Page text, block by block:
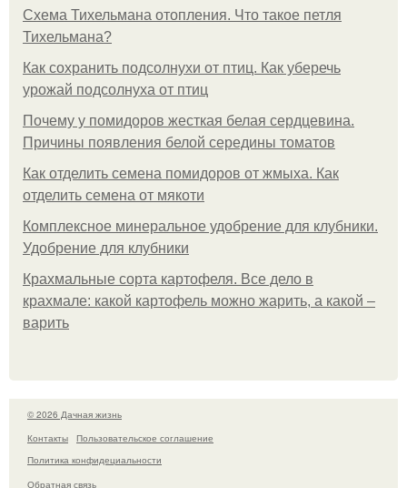
Схема Тихельмана отопления. Что такое петля
Тихельмана?
Как сохранить подсолнухи от птиц. Как уберечь
урожай подсолнуха от птиц
Почему у помидоров жесткая белая сердцевина.
Причины появления белой середины томатов
Как отделить семена помидоров от жмыха. Как
отделить семена от мякоти
Комплексное минеральное удобрение для клубники.
Удобрение для клубники
Крахмальные сорта картофеля. Все дело в
крахмале: какой картофель можно жарить, а какой –
варить
© 2026 Дачная жизнь
Контакты
Пользовательское соглашение
Политика конфидециальности
Обратная связь